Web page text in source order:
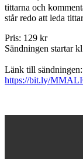
tittarna och
står redo att leda
Pris: 129 kr
Sändningen startar
Länk till sändningen:
https://bit.ly/